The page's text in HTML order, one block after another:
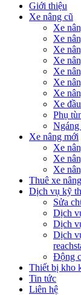
Giới thiệu
Xe nâng cũ
Xe
Xe
Xe
Xe
Xe
Xe
Xe
Xe
Phụ
Ngáng
Xe nâng mới
Xe
Xe
Xe
Thuê xe nâng
Dịch vụ kỹ
Sửa
Dịch
Dịch
Dịch
Động
Thiết bị kho
Tin tức
Liên hệ